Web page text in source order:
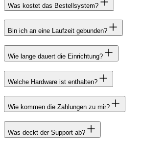
Was kostet das Bestellsystem?
Bin ich an eine Laufzeit gebunden?
Wie lange dauert die Einrichtung?
Welche Hardware ist enthalten?
Wie kommen die Zahlungen zu mir?
Was deckt der Support ab?